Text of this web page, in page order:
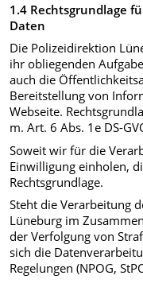
1.4 Rechtsgrundlage
Daten
Die Polizeidirektion
ihr obliegenden
auch die
Bereitstellung von
Webseite.
m. Art. 6 Abs. 1e DS-
Soweit wir für die
Einwilligung einholen,
Rechtsgrundlage.
Steht die Verarbeitung
Lüneburg im
der Verfolgung von
sich die
Regelungen (NPOG,